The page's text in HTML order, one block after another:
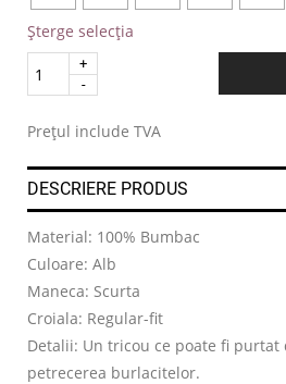
Șterge selecția
Quantity
Prețul include TVA
DESCRIERE PRODUS
Material: 100% Bumbac
Culoare: Alb
Maneca: Scurta
Croiala: Regular-fit
Detalii: Un tricou ce poate fi purtat
petrecerea burlacitelor.